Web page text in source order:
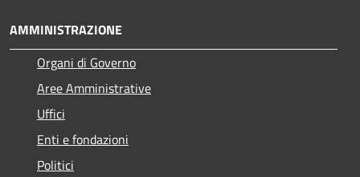
AMMINISTRAZIONE
Organi di Governo
Aree Amministrative
Uffici
Enti e fondazioni
Politici